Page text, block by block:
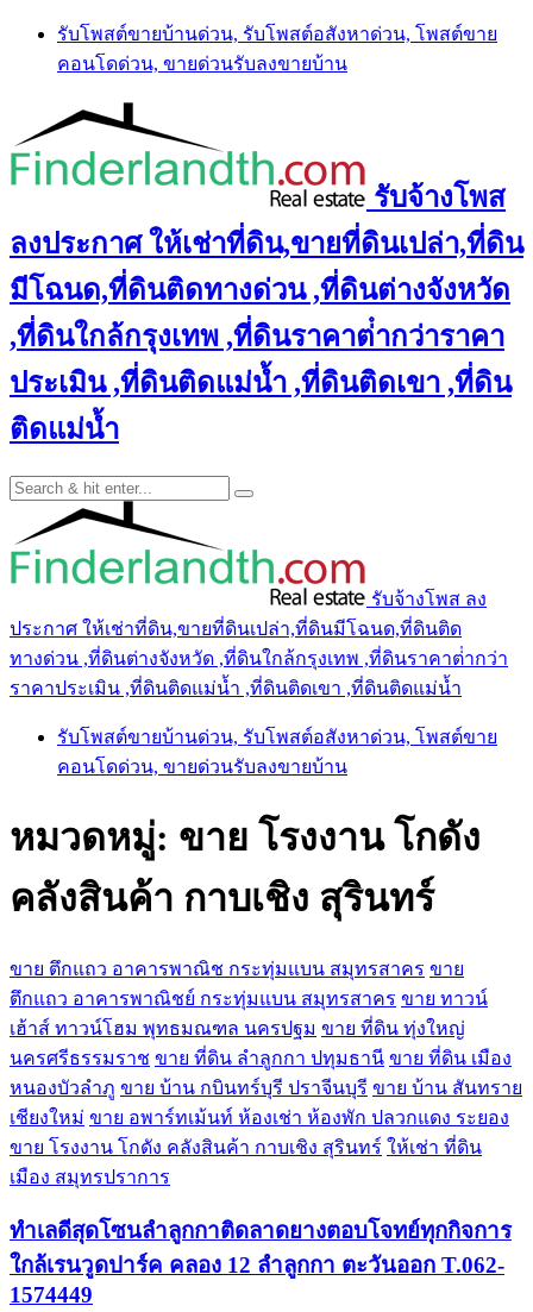
Skip
content
รับโพสต์ขายบ้านด่วน, รับโพสต์อสังหาด่วน, โพสต์ขาย
คอนโดด่วน, ขายด่วนรับลงขายบ้าน
รับจ้างโพส
ลงประกาศ ให้เช่าที่ดิน,ขายที่ดินเปล่า,ที่ดิน
มีโฉนด,ที่ดินติดทางด่วน ,ที่ดินต่างจังหวัด
,ที่ดินใกล้กรุงเทพ ,ที่ดินราคาต่ํากว่าราคา
ประเมิน ,ที่ดินติดแม่น้ำ ,ที่ดินติดเขา ,ที่ดิน
ติดแม่น้ำ
รับจ้างโพส ลง
ประกาศ ให้เช่าที่ดิน,ขายที่ดินเปล่า,ที่ดินมีโฉนด,ที่ดินติด
ทางด่วน ,ที่ดินต่างจังหวัด ,ที่ดินใกล้กรุงเทพ ,ที่ดินราคาต่ํากว่า
ราคาประเมิน ,ที่ดินติดแม่น้ำ ,ที่ดินติดเขา ,ที่ดินติดแม่น้ำ
รับโพสต์ขายบ้านด่วน, รับโพสต์อสังหาด่วน, โพสต์ขาย
คอนโดด่วน, ขายด่วนรับลงขายบ้าน
หมวดหมู่: ขาย โรงงาน โกดัง
คลังสินค้า กาบเชิง สุรินทร์
ขาย ตึกแถว อาคารพาณิช กระทุ่มแบน สมุทรสาคร ขาย
ตึกแถว อาคารพาณิชย์ กระทุ่มแบน สมุทรสาคร ขาย ทาวน์
เฮ้าส์ ทาวน์โฮม พุทธมณฑล นครปฐม ขาย ที่ดิน ทุ่งใหญ่
นครศรีธรรมราช ขาย ที่ดิน ลำลูกกา ปทุมธานี ขาย ที่ดิน เมือง
หนองบัวลำภู ขาย บ้าน กบินทร์บุรี ปราจีนบุรี ขาย บ้าน สันทราย
เชียงใหม่ ขาย อพาร์ทเม้นท์ ห้องเช่า ห้องพัก ปลวกแดง ระยอง
ขาย โรงงาน โกดัง คลังสินค้า กาบเชิง สุรินทร์ ให้เช่า ที่ดิน
เมือง สมุทรปราการ
ทำเลดีสุดโซนลำลูกกาติดลาดยางตอบโจทย์ทุกกิจการ
ใกล้เรนวูดปาร์ค คลอง 12 ลำลูกกา ตะวันออก T.062-
1574449